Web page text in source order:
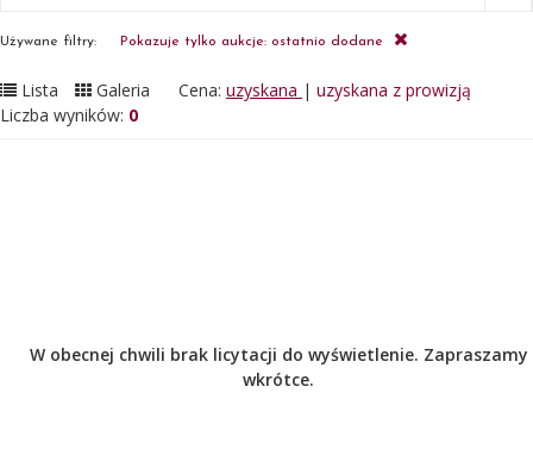
Używane filtry: Pokazuje tylko aukcje: ostatnio dodane
Lista Galeria Cena: uzyskana | uzyskana z prowizją
Liczba wyników: 0
W obecnej chwili brak licytacji do wyświetlenie. Zapraszamy
wkrótce.